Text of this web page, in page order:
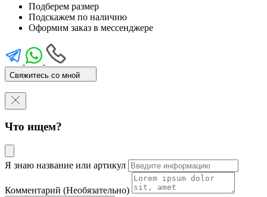
Подберем размер
Подскажем по наличию
Оформим заказ в мессенджере
Свяжитесь со мной
Что ищем?
Я знаю название или артикул
Комментарий (Необязательно)